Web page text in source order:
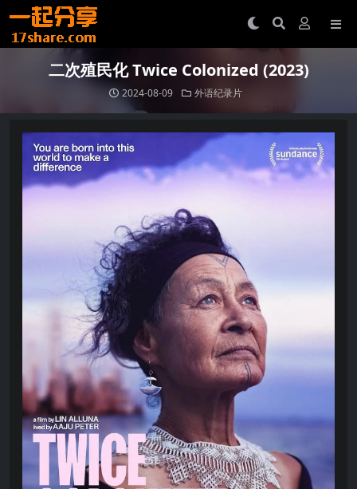
二次殖民化 Twice Colonized (2023)
2024-08-09 外语纪录片